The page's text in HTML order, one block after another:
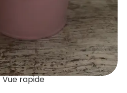
Vue rapide